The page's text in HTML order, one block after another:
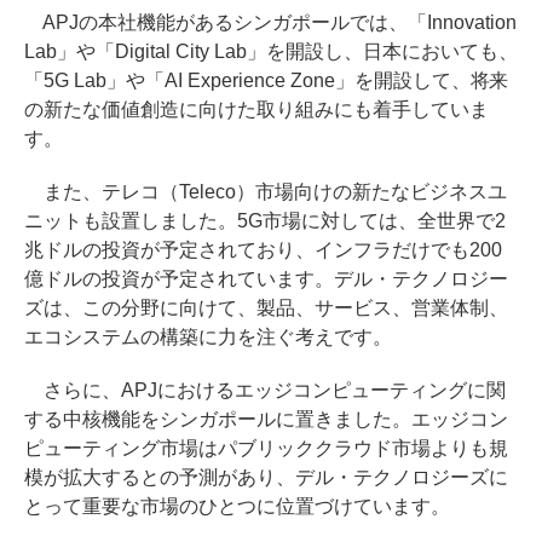
APJの本社機能があるシンガポールでは、「Innovation
Lab」や「Digital City Lab」を開設し、日本においても、
「5G Lab」や「AI Experience Zone」を開設して、将来
の新たな価値創造に向けた取り組みにも着手していま
す。
また、テレコ（Teleco）市場向けの新たなビジネスユ
ニットも設置しました。5G市場に対しては、全世界で2
兆ドルの投資が予定されており、インフラだけでも200
億ドルの投資が予定されています。デル・テクノロジー
ズは、この分野に向けて、製品、サービス、営業体制、
エコシステムの構築に力を注ぐ考えです。
さらに、APJにおけるエッジコンピューティングに関
する中核機能をシンガポールに置きました。エッジコン
ピューティング市場はパブリッククラウド市場よりも規
模が拡大するとの予測があり、デル・テクノロジーズに
とって重要な市場のひとつに位置づけています。